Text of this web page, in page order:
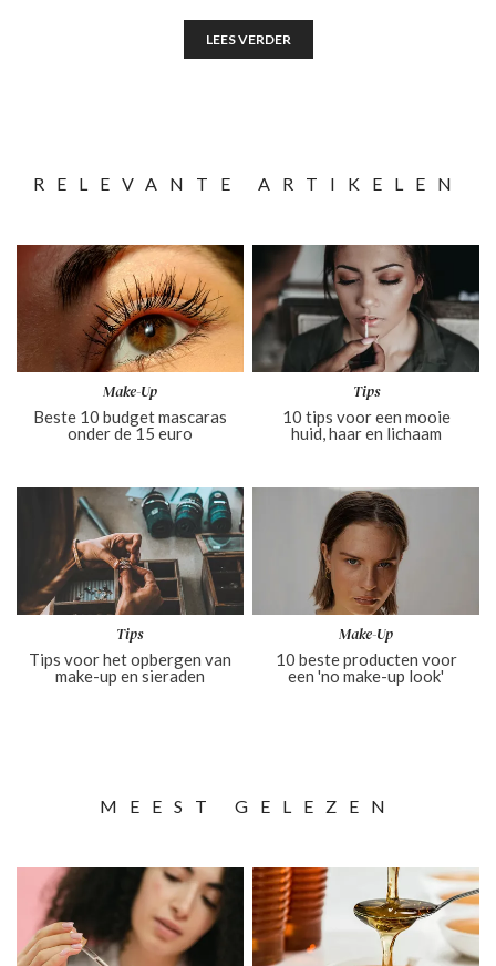
LEES VERDER
RELEVANTE ARTIKELEN
Make-Up
Beste 10 budget mascaras
onder de 15 euro
Tips
10 tips voor een mooie
huid, haar en lichaam
Tips
Tips voor het opbergen van
make-up en sieraden
Make-Up
10 beste producten voor
een 'no make-up look'
MEEST GELEZEN